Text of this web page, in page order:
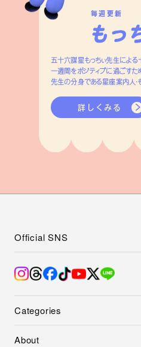
毎週更新
五十六謀星もっちぃ先生による
一週間をポジティブに過ごすた
先生の分身である星座案内人・
詳しくみる
Categories
About
Official SNS